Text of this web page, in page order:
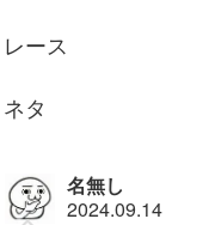
レース
ネタ
名無し
2024.09.14